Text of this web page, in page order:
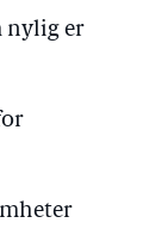
nylig er